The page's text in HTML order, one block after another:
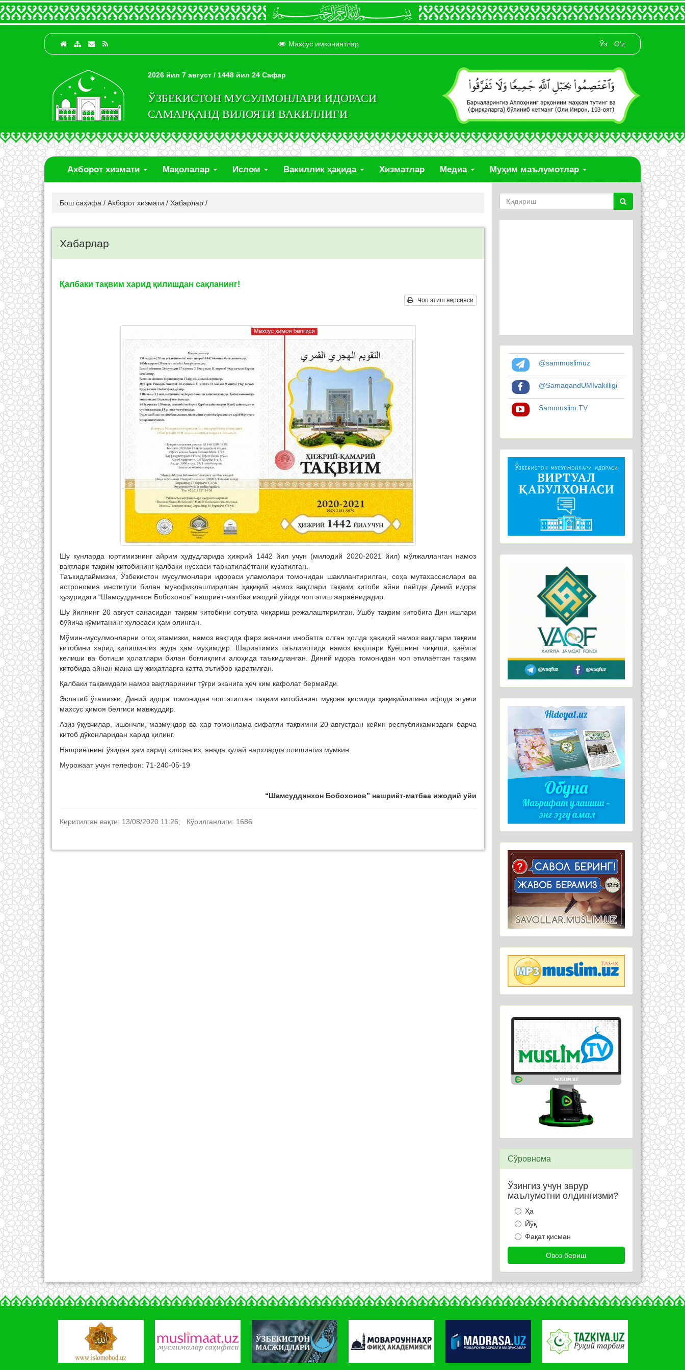
Махсус имкониятлар Ўз O‘z
2026 йил 7 август / 1448 йил 24 Сафар
ЎЗБЕКИСТОН МУСУЛМОНЛАРИ ИДОРАСИ
САМАРҚАНД ВИЛОЯТИ ВАКИЛЛИГИ
Ахборот хизмати Мақолалар Ислом Вакиллик ҳақида Хизматлар Медиа Муҳим маълумотлар
Бош саҳифа / Ахборот хизмати / Хабарлар /
Хабарлар
Қалбаки тақвим харид қилишдан сақланинг!
Чоп этиш версияси
Шу кунларда юртимизнинг айрим ҳудудларида ҳижрий 1442 йил учун (милодий 2020-2021 йил) мўлжалланган намоз
вақтлари тақвим китобининг қалбаки нусхаси тарқатилаётгани кузатилган.
Таъкидлаймизки, Ўзбекистон мусулмонлари идораси уламолари томонидан шакллантирилган, соҳа мутахассислари ва
астрономия институти билан мувофиқлаштирилган ҳақиқий намоз вақтлари тақвим китоби айни пайтда Диний идора
ҳузуридаги “Шамсуддинхон Бобохонов” нашриёт-матбаа ижодий уйида чоп этиш жараёнидадир.
Шу йилнинг 20 август санасидан тақвим китобини сотувга чиқариш режалаштирилган. Ушбу тақвим китобига Дин ишлари
бўйича қўмитанинг хулосаси ҳам олинган.
Мўмин-мусулмонларни огоҳ этамизки, намоз вақтида фарз эканини инобатга олган ҳолда ҳақиқий намоз вақтлари тақвим
китобини харид қилишингиз жуда ҳам муҳимдир. Шариатимиз таълимотида намоз вақтлари Қуёшнинг чиқиши, қиёмга
келиши ва ботиши ҳолатлари билан боғлиқлиги алоҳида таъкидланган. Диний идора томонидан чоп этилаётган тақвим
китобида айнан мана шу жиҳатларга катта эътибор қаратилган.
Қалбаки тақвимдаги намоз вақтларининг тўғри эканига ҳеч ким кафолат бермайди.
Эслатиб ўтамизки, Диний идора томонидан чоп этилган тақвим китобининг муқова қисмида ҳақиқийлигини ифода этувчи
махсус ҳимоя белгиси мавжуддир.
Азиз ўқувчилар, ишончли, мазмундор ва ҳар томонлама сифатли тақвимни 20 августдан кейин республикамиздаги барча
китоб дўконларидан харид қилинг.
Нашриётнинг ўзидан ҳам харид қилсангиз, янада қулай нархларда олишингиз мумкин.
Мурожаат учун телефон: 71-240-05-19
“Шамсуддинхон Бобохонов” нашриёт-матбаа ижодий уйи
Киритилган вақти: 13/08/2020 11:26; Кўрилганлиги: 1686
@sammuslimuz
@SamaqandUMIvakilligi
Sammuslim.TV
Сўровнома
Ўзингиз учун зарур
маълумотни олдингизми?
Ҳа
Йўқ
Фақат қисман